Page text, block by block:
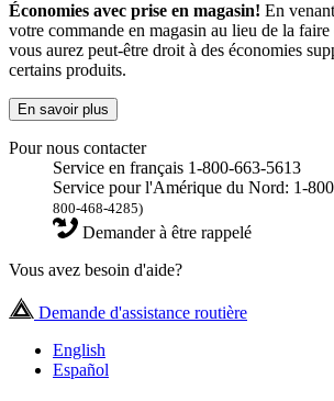
Économies avec prise en magasin! En
votre commande en magasin au lieu de la
vous aurez peut-être droit à des économies
certains produits.
En savoir plus
Pour nous contacter
Service en français 1-800-663-5613
Service pour l'Amérique du Nord: 1-
800-468-4285)
Demander à être rappelé
Vous avez besoin d'aide?
Demande d'assistance routière
English
Español